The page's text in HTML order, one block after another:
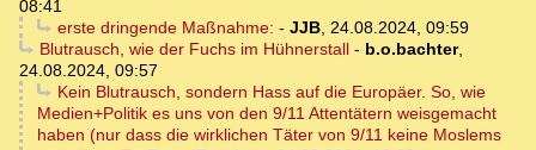
08:41
erste dringende Maßnahme: - JJB, 24.08.2024, 09:59
Blutrausch, wie der Fuchs im Hühnerstall- b.o.bachter,
24.08.2024, 09:57
Kein Blutrausch, sondern Hass auf die Europäer. So, wie
Medien+Politik es uns von den 9/11 Attentätern weisgemacht
haben (nur dass die wirklichen Täter von 9/11 keine Moslems